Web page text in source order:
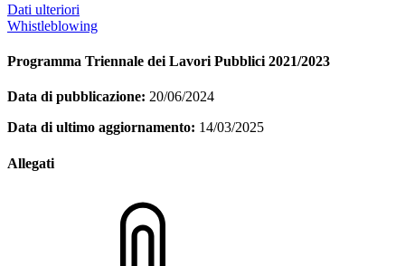
Dati ulteriori
Whistleblowing
Programma Triennale dei Lavori Pubblici 2021/2023
Data di pubblicazione: 20/06/2024
Data di ultimo aggiornamento: 14/03/2025
Allegati